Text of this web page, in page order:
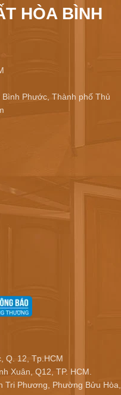
HÒA BÌNH
Phước, Thành phố Thủ
Q. 12, Tp.HCM
Xuân, Q12, TP. HCM.
Tri Phương, Phường Bửu Hòa,